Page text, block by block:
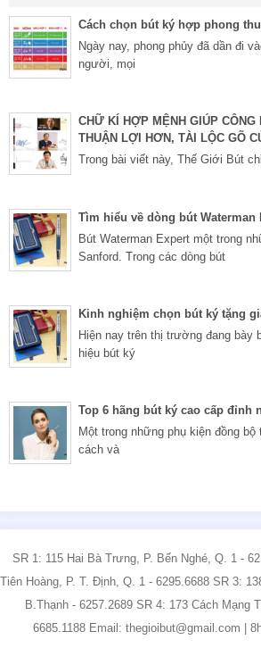
Cách chọn bút ký hợp phong
Ngày nay, phong phủy đã dần đi
người, mọi
CHỮ KÍ HỢP MỆNH GIÚP CÔNG
THUẬN LỢI HƠN, TÀI LỘC GÕ
Trong bài viết này, Thế Giới Bút
Tìm hiểu về dòng bút Waterman
Bút Waterman Expert một trong
Sanford. Trong các dòng bút
Kinh nghiệm chọn bút ký tặng
Hiện nay trên thị trường đang bày
hiệu bút ký
Top 6 hãng bút ký cao cấp đỉnh
Một trong những phụ kiện đồng
cách và
SR 1: 115 Hai Bà Trưng, P. Bến Nghé, Q. 1 -
Tiên Hoàng, P. T. Định, Q. 1 - 6295.6688 SR 3:
B.Thạnh - 6257.2689 SR 4: 173 Cách Mạng
6685.1188 Email: thegioibut@gmail.com |